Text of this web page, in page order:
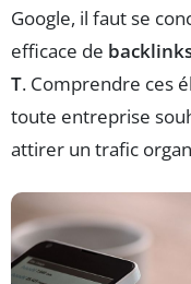
Google, il faut se
efficace de
T. Comprendre ces
toute entreprise
attirer un trafic